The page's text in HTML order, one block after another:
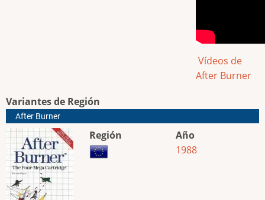
Vídeos de
After Burner
Variantes de Región
After Burner
Región
Año
1988